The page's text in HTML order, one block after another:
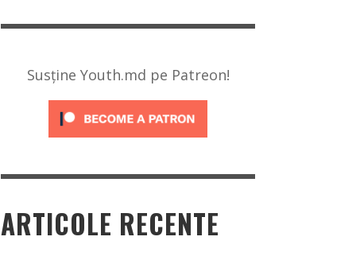
Susține Youth.md pe Patreon!
ARTICOLE RECENTE